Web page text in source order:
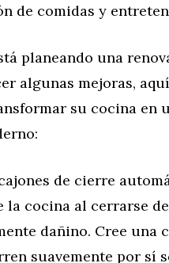
de comidas y
planeando una
algunas mejoras,
su cocina en
de cierre
la cocina al cerrarse
dañino. Cree una
suavemente por sí